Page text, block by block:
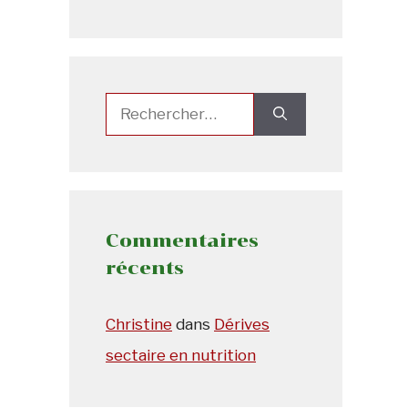
Rechercher :
Commentaires
récents
Christine dans Dérives
sectaire en nutrition